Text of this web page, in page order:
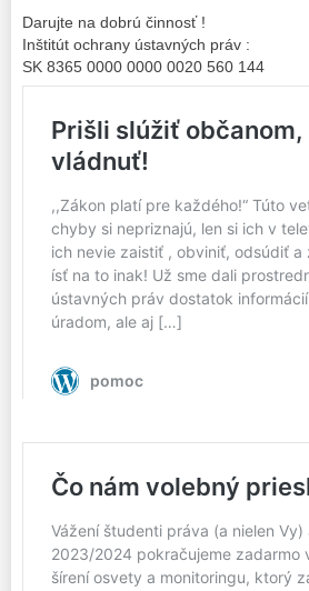
Darujte na dobrú činnosť !
Inštitút ochrany ústavných práv :
SK 8365 0000 0000 0020 560 144